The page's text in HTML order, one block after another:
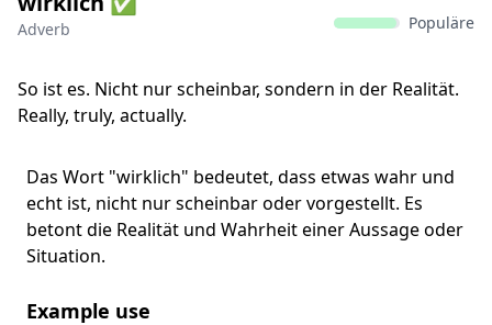
Adverb Populäre
So ist es. Nicht nur scheinbar, sondern in der Realität.
Really, truly, actually.
Das Wort "wirklich" bedeutet, dass etwas wahr und
echt ist, nicht nur scheinbar oder vorgestellt. Es
betont die Realität und Wahrheit einer Aussage oder
Situation.
Example use